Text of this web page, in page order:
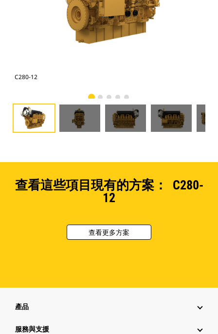
C280-12
查看這些項目現有的方案： C280-
12
查看更多方案
產品
服務與支援